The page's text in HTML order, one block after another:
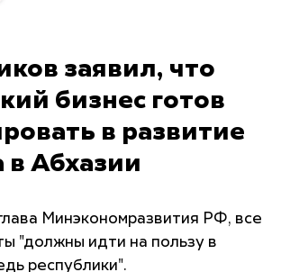
заявил, что
бизнес готов
в развитие
в Абхазии
Минэкономразвития РФ, все
"должны идти на пользу в
республики".